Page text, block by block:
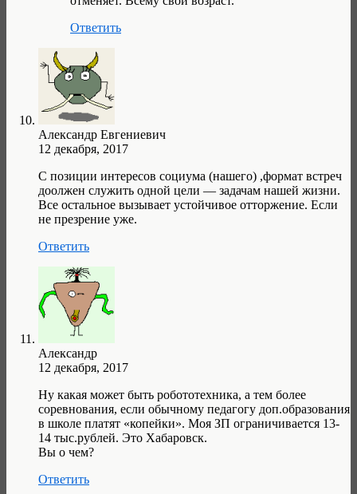
Ответить
Александр Евгениевич
12 декабря, 2017
С позиции интересов социума (нашего) ,формат встреч
доолжен служить одной цели — задачам нашей жизни.
Все остальное вызывает устойчивое отторжение. Если
не презрение уже.
Ответить
Александр
12 декабря, 2017
Ну какая может быть робототехника, а тем более
соревнования, если обычному педагогу доп.образования
в школе платят «копейки». Моя ЗП ограничивается 13-
14 тыс.рублей. Это Хабаровск.
Вы о чем?
Ответить